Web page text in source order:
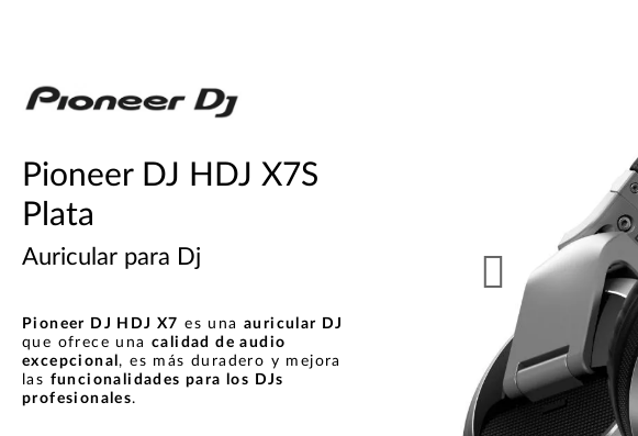
Pioneer DJ HDJ X7S
Plata
Auricular para Dj
Pioneer DJ HDJ X7 es unaauricular DJ
que ofrece unacalidad de audio
excepcional , es más duradero y mejora
las funcionalidades para los DJs
profesionales.